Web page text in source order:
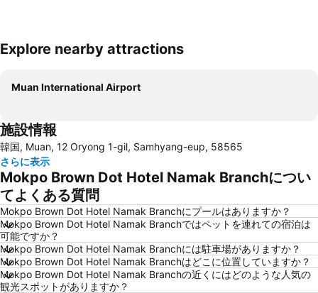
Explore nearby attractions
Muan International Airport
施設情報
韓国, Muan, 12 Oryong 1-gil, Samhyang-eup, 58565
さらに表示
Mokpo Brown Dot Hotel Namak Branchについ
てよくある質問
Mokpo Brown Dot Hotel Namak Branchにプールはありますか？
Mokpo Brown Dot Hotel Namak Branchではペットを連れての宿泊は
可能ですか？
Mokpo Brown Dot Hotel Namak Branchには駐車場がありますか？
Mokpo Brown Dot Hotel Namak Branchはどこに位置していますか？
Mokpo Brown Dot Hotel Namak Branchの近くにはどのような人気の
観光スポットがありますか？